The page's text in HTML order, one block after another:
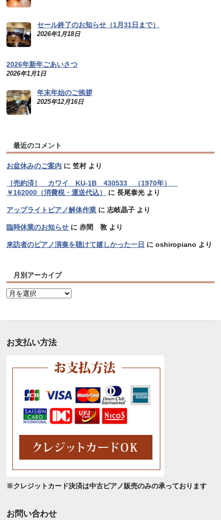
セール終了のお知らせ（1月31日まで）
2026年1月18日
2026年新年ごあいさつ
2026年1月1日
年末年始のご挨拶
2025年12月16日
最近のコメント
お盆休みのご案内 に笠村より
［売約済］ カワイ KU-1B 430533 （1970年）
￥162000（消費税・運送代込）
に長尾泰光 より
アップライトピアノ解体作業 に志岐晶子 より
臨時休業のお知らせ に赤間 敦 より
来訪者のピアノ演奏を聴けて嬉しかった一日 にoshiropiano より
月別アーカイブ
月
カ
お支払い方法
※クレジットカード決済は中古ピアノ販売のみの承っております
お問い合わせ